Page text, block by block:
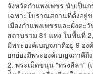
จังหวัดกำแพงเพชร นับเป็น
เฉพาะโบราณสถานที่ตั้งอยู่
เมืองกำแพงเพชรและฝั่งตะ
สถานรวม 81 แห่ง ในพื้นที่
มีพระองค์เบญจภาคีอยู่ 9 อง
ยกย่องมีพระองค์เบญจภาคีถึ
2. พระเม็ดขนุน "ทรงลีลา" (